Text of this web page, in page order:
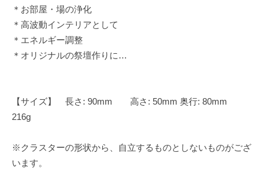
＊お部屋・場の浄化
＊高波動インテリアとして
＊エネルギー調整
＊オリジナルの祭壇作りに…
【サイズ】 長さ: 90mm 高さ: 50mm 奥行: 80mm
216g
※クラスターの形状から、自立するものとしないものがござ
います。